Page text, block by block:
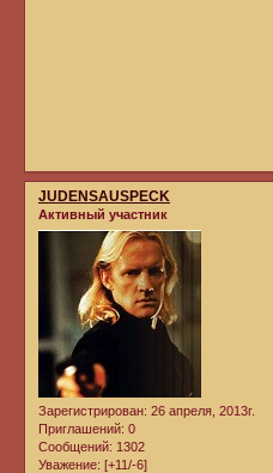
JUDENSAUSPECK
Активный участник
Зарегистрирован: 26 апреля, 2013г.
Приглашений: 0
Сообщений: 1302
Уважение: [+11/-6]